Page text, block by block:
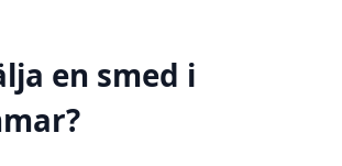
en smed i